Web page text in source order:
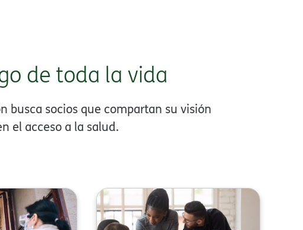
de toda la vida​​
busca socios que compartan su visión
el acceso a la salud.​​